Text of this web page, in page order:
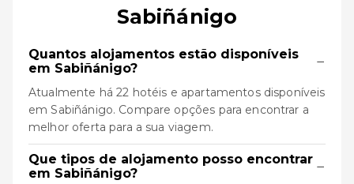
Sabiñánigo
Quantos alojamentos estão disponíveis
em Sabiñánigo?
−
Atualmente há 22 hotéis e apartamentos disponíveis
em Sabiñánigo. Compare opções para encontrar a
melhor oferta para a sua viagem.
Que tipos de alojamento posso encontrar
em Sabiñánigo?
−